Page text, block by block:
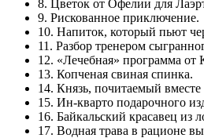
8. Цветок от Офелии для
9. Рискованное приключение.
10. Напиток, который пьют
11. Разбор тренером
12. «Лечебная» программа от
13. Копченая свиная спинка.
14. Князь, почитаемый
15. Ин-кварто подарочного
16. Байкальский красавец из
17. Водная трава в рационе